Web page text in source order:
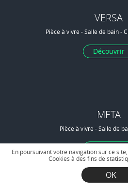
VERSA
Pièce à vivre - Salle de bain -
Découvrir
META
Pièce à vivre - Salle de
Découvrir
En poursuivant votre navigation sur ce
Cookies à des fins de
OK